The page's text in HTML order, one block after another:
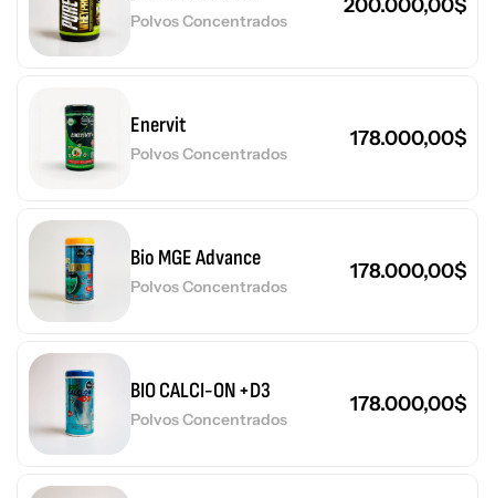
Polvos Concentrados
200.000,00$
Enervit
Polvos Concentrados
178.000,00$
Bio MGE Advance
Polvos Concentrados
178.000,00$
BIO CALCI-ON +D3
Polvos Concentrados
178.000,00$